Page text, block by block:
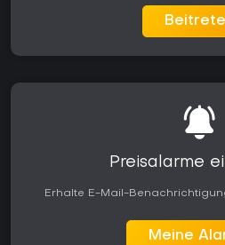
Preisalarme
Erhalte E-Mail-
Meine